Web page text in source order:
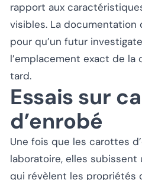
rapport aux
visibles. La
pour qu’un futur
l’emplacement exact de
tard.
Essais sur
d’enrobé
Une fois que les carottes
laboratoire, elles subissent
qui révèlent les propriétés